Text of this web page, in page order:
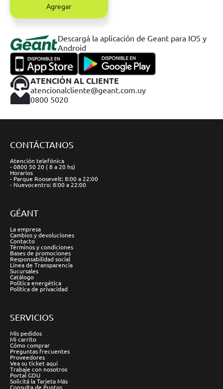
Agregar
Descargá la aplicación de Geant para IOS y
Android
ATENCIÓN AL CLIENTE
atencionalcliente@geant.com.uy
0800 5020
CONTÁCTANOS
Atención telefónica
- 0800 50 20 ( 8 a 20 hs)
Horarios
- Parque Roosevelt: 8:00 a 22:00
- Nuevocentro: 8:00 a 22:00
GÉANT
La empresa
Cambios y devoluciones
Contacto
Términos y condiciones
Bases de promociones
Responsabilidad social
Línea de Transparencia
Sucursales
Catálogo
Política energética
Política de privacidad
SERVICIOS
Mis pedidos
Mi carrito
Cómo comprar
Preguntas frecuentes
Proveedores
Vea su ticket aquí
Trabaje con nosotros
Portal GDU
Solicitá la Tarjeta Más
Consulta de Puntos